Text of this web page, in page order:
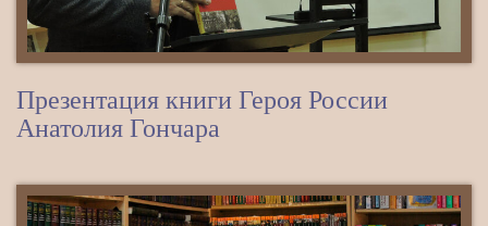
Презентация книги Героя России
Анатолия Гончара